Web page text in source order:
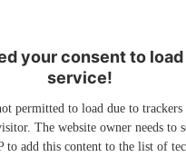
your consent to
service!
permitted to load due to trackers
The website owner needs to
to add this content to the list of